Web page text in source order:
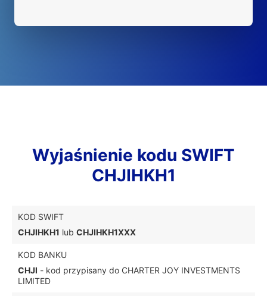
Wyjaśnienie kodu SWIFT
CHJIHKH1
KOD SWIFT
CHJIHKH1 lub CHJIHKH1XXX
KOD BANKU
CHJI - kod przypisany do CHARTER JOY INVESTMENTS
LIMITED